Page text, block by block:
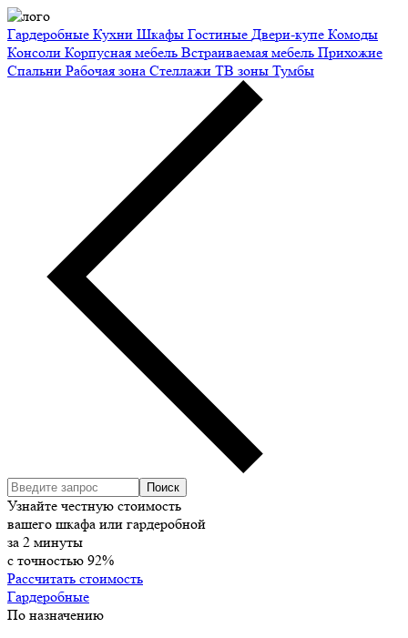
Гардеробные Кухни Шкафы Гостиные Двери-купе Комоды
Консоли Корпусная мебель Встраиваемая мебель Прихожие
Спальни Рабочая зона Стеллажи ТВ зоны Тумбы
Узнайте честную стоимость
вашего шкафа или гардеробной
за 2 минуты
с точностью 92%
Рассчитать стоимость
Гардеробные
По назначению